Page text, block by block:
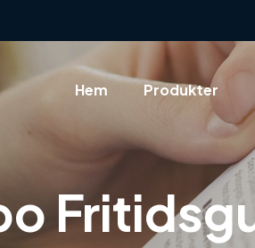
Hem Produkter